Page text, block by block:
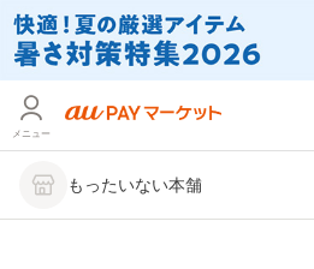
メニュー
もったいない本舗